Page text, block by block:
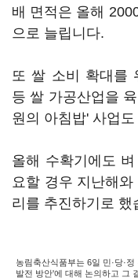
배 면적은 올해
으로 늘립니다.
또 쌀 소비 확대를
등 쌀 가공산업을
원의 아침밥' 사업
올해 수확기에도
요할 경우 지난해
리를 추진하기로 했
농림축산식품부는 6일 민·당·
발전 방안'에 대해 논의하고 그